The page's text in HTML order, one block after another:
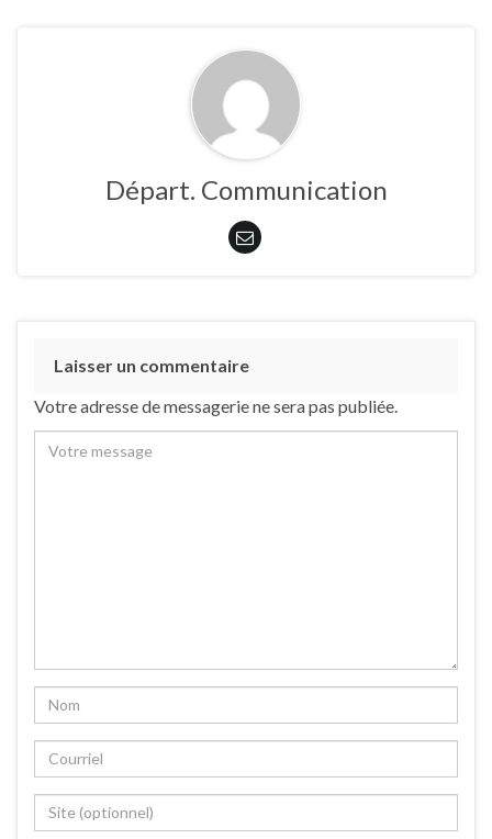
Départ. Communication
Laisser un commentaire
Votre adresse de messagerie ne sera pas publiée.